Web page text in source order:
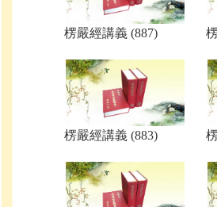
楞嚴經講義 (887)
楞嚴經講義 (883)